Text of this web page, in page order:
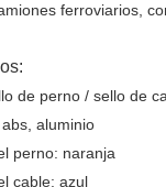
ferroviarios,
de perno / sello de
aluminio
perno: naranja
cable: azul